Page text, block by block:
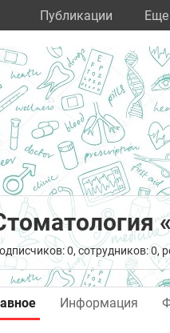
Публикации Eще
0, сотрудников: 0,
Информация